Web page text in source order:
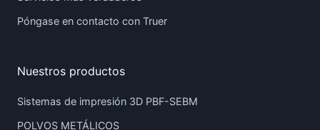
Póngase en contacto con Truer
Nuestros productos
Sistemas de impresión 3D PBF-SEBM
POLVOS METÁLICOS